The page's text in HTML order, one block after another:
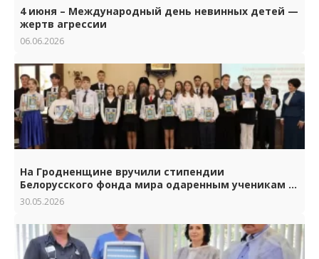
4 июня – Международный день невинных детей —
жертв агрессии
06.06.2026
На Гродненщине вручили стипендии
Белорусского фонда мира одаренным ученикам и
студентам.
30.05.2026